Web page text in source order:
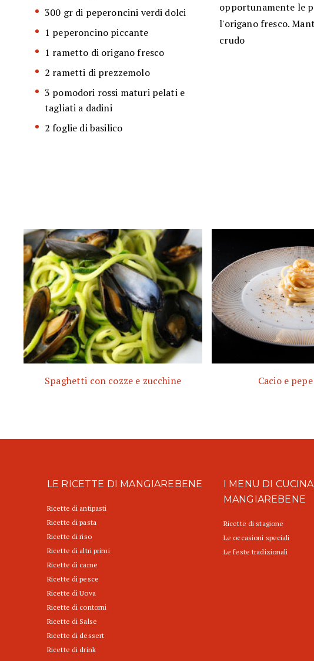
300 gr di peperoncini verdi dolci
1 peperoncino piccante
1 rametto di origano fresco
2 rametti di prezzemolo
3 pomodori rossi maturi pelati e
tagliati a dadini
2 foglie di basilico
opportunamente le
l'origano fresco.
crudo
Spaghetti con cozze e zucchine Cacio e
LE RICETTE DI MANGIAREBENE
Ricette di antipasti
Ricette di pasta
Ricette di riso
Ricette di altri primi
Ricette di carne
Ricette di pesce
Ricette di Uova
Ricette di contorni
Ricette di Salse
Ricette di dessert
Ricette di drink
I MENU DI
MANGIAREBENE
Ricette di stagione
Le occasioni speciali
Le feste tradizionali